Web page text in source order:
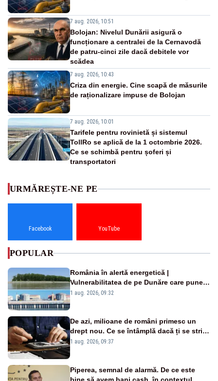
7 aug. 2026, 10:51
Bolojan: Nivelul Dunării asigură o
funcționare a centralei de la Cernavodă
de patru-cinci zile dacă debitele vor
scădea
7 aug. 2026, 10:43
Criza din energie. Cine scapă de măsurile
de raționalizare impuse de Bolojan
7 aug. 2026, 10:01
Tarifele pentru rovinietă și sistemul
TollRo se aplică de la 1 octombrie 2026.
Ce se schimbă pentru șoferi și
transportatori
URMĂREȘTE-NE PE
Facebook YouTube
POPULAR
România în alertă energetică |
Vulnerabilitatea de pe Dunăre care pune
în pericol Centrala Cernavodă era
1 aug. 2026, 09:32
De azi, milioane de români primesc un
drept nou. Ce se întâmplă dacă ți se strică
un produs
1 aug. 2026, 09:37
Piperea, semnal de alarmă. De ce este